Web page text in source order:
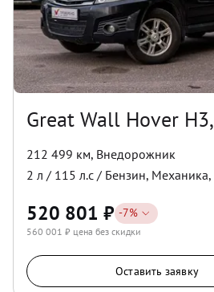
Great Wall Hover H3,
212 499 км, Внедорожник
2 л / 115 л.с / Бензин, Механика,
520 801 ₽ -7%
560 001 ₽ цена без скидки
Оставить заявку